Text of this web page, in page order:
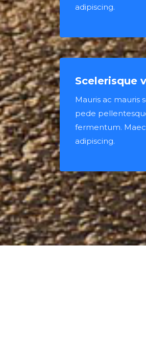
adipiscing.
Scelerisque
Mauris ac mauris
pede
fermentum.
adipiscing.